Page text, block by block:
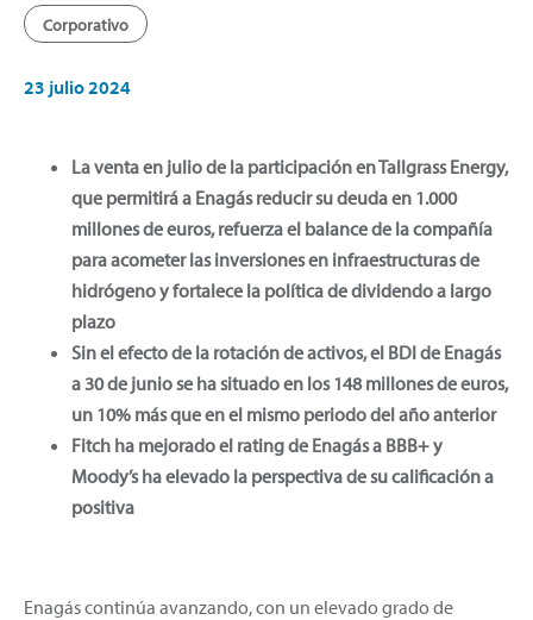
Corporativo
23 julio 2024
La venta en julio de la participación en Tallgrass Energy,
que permitirá a Enagás reducir su deuda en 1.000
millones de euros, refuerza el balance de la compañía
para acometer las inversiones en infraestructuras de
hidrógeno y fortalece la política de dividendo a largo
plazo
Sin el efecto de la rotación de activos, el BDI de Enagás
a 30 de junio se ha situado en los 148 millones de euros,
un 10% más que en el mismo periodo del año anterior
Fitch ha mejorado el rating de Enagás a BBB+ y
Moody’s ha elevado la perspectiva de su calificación a
positiva
Enagás continúa avanzando, con un elevado grado de